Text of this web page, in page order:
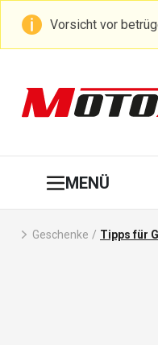
Vorsicht vor
MENÜ
Geschenke / Tipps für